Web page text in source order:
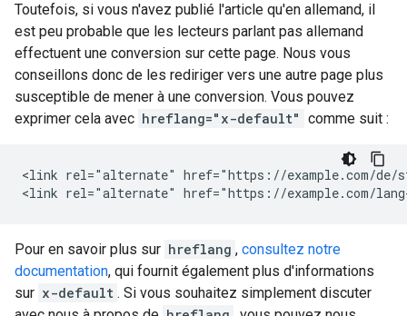
Toutefois, si vous n'avez publié l'article qu'en allemand, il
est peu probable que les lecteurs parlant pas allemand
effectuent une conversion sur cette page. Nous vous
conseillons donc de les rediriger vers une autre page plus
susceptible de mener à une conversion. Vous pouvez
exprimer cela avec hreflang="x-default" comme suit :
<link rel="alternate" href="https://example.com/de/
<link rel="alternate" href="https://example.com/
Pour en savoir plus sur hreflang , consultez notre
documentation, qui fournit également plus d'informations
sur x-default . Si vous souhaitez simplement discuter